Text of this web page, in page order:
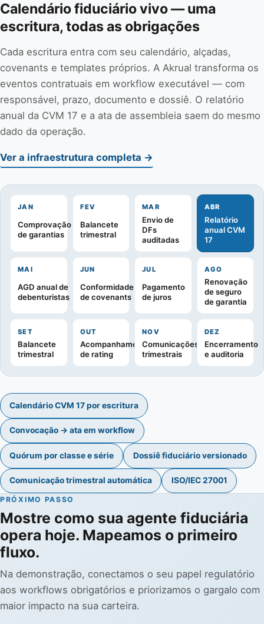
Calendário fiduciário vivo — uma
escritura, todas as obrigações
Cada escritura entra com seu calendário, alçadas,
covenants e templates próprios. A Akrual transforma os
eventos contratuais em workflow executável — com
responsável, prazo, documento e dossiê. O relatório
anual da CVM 17 e a ata de assembleia saem do mesmo
dado da operação.
Ver a infraestrutura completa →
JAN
Comprovação
de garantias
FEV
Balancete
trimestral
MAR
Envio de
DFs
auditadas
ABR
Relatório
anual CVM
17
MAI
AGD anual de
debenturistas
JUN
Conformidade
de covenants
JUL
Pagamento
de juros
AGO
Renovação
de seguro
de garantia
SET
Balancete
trimestral
OUT
Acompanhamento
de rating
NOV
Comunicações
trimestrais
DEZ
Encerramento
e auditoria
Calendário CVM 17 por escritura
Convocação → ata em workflow
Quórum por classe e série Dossiê fiduciário versionado
Comunicação trimestral automática ISO/IEC 27001
PRÓXIMO PASSO
Mostre como sua agente fiduciária
opera hoje. Mapeamos o primeiro
fluxo.
Na demonstração, conectamos o seu papel regulatório
aos workflows obrigatórios e priorizamos o gargalo com
maior impacto na sua carteira.